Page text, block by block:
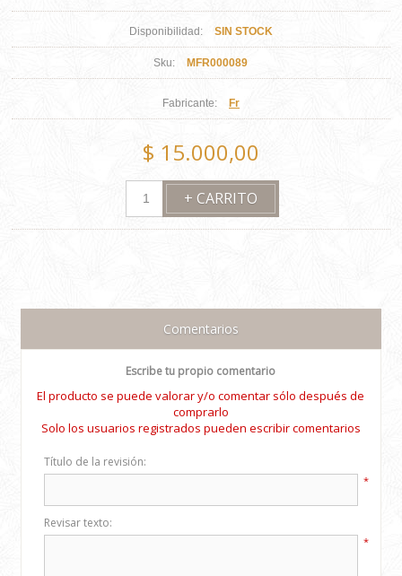
Disponibilidad: SIN STOCK
Sku: MFR000089
Fabricante: Fr
$ 15.000,00
Comentarios
Escribe tu propio comentario
El producto se puede valorar y/o comentar sólo después de
comprarlo
Solo los usuarios registrados pueden escribir comentarios
Título de la revisión:
*
Revisar texto:
*